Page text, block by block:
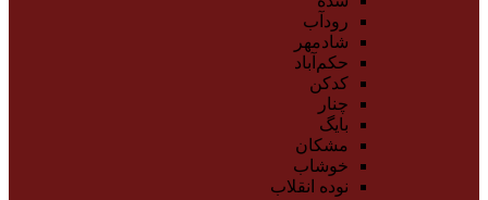
رودآب
شادمهر
حکم‌آباد
کدکن
چنار
بایگ
مشکان
خوشاب
نوده انقلاب